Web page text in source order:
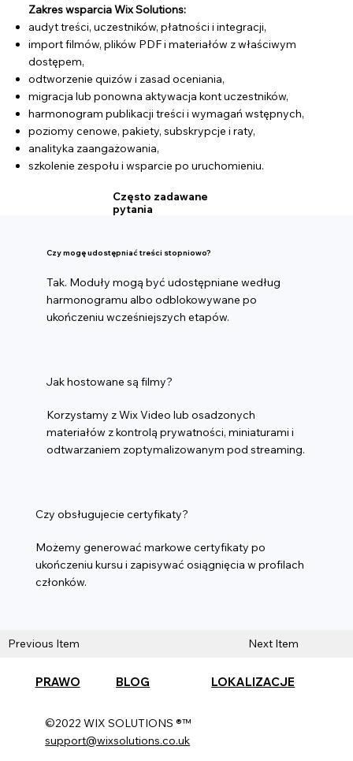
Zakres wsparcia Wix Solutions:
audyt treści, uczestników, płatności i integracji,
import filmów, plików PDF i materiałów z właściwym
dostępem,
odtworzenie quizów i zasad oceniania,
migracja lub ponowna aktywacja kont uczestników,
harmonogram publikacji treści i wymagań wstępnych,
poziomy cenowe, pakiety, subskrypcje i raty,
analityka zaangażowania,
szkolenie zespołu i wsparcie po uruchomieniu.
Często zadawane
pytania
Czy mogę udostępniać treści stopniowo?
Tak. Moduły mogą być udostępniane według
harmonogramu albo odblokowywane po
ukończeniu wcześniejszych etapów.
Jak hostowane są filmy?
Korzystamy z Wix Video lub osadzonych
materiałów z kontrolą prywatności, miniaturami i
odtwarzaniem zoptymalizowanym pod streaming.
Czy obsługujecie certyfikaty?
Możemy generować markowe certyfikaty po
ukończeniu kursu i zapisywać osiągnięcia w profilach
członków.
Previous Item Next Item
PRAWO BLOG LOKALIZACJE
©2022 WIX SOLUTIONS ®™
support@wixsolutions.co.uk